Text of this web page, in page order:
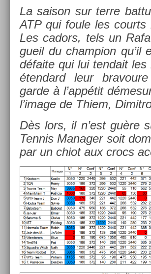
La saison sur terre
ATP qui foule les
Les cadors, tels un
gueil du champ­ion qu’il
défaite qui lui ten­dait
éten­dard leur
garde à l’appétit
l’image de Thiem,
Dès lors, il n’est guère
Ten­nis Man­ag­er soit
par un chiot aux crocs